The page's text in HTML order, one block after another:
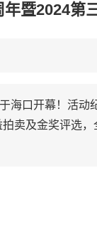
暨2024第
海口开幕！活
卖及金奖评选